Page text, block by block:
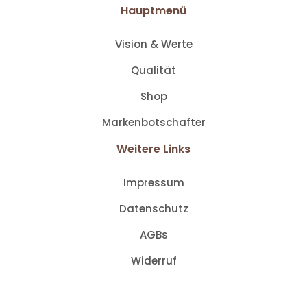
Hauptmenü
Vision & Werte
Qualität
Shop
Markenbotschafter
Weitere Links
Impressum
Datenschutz
AGBs
Widerruf